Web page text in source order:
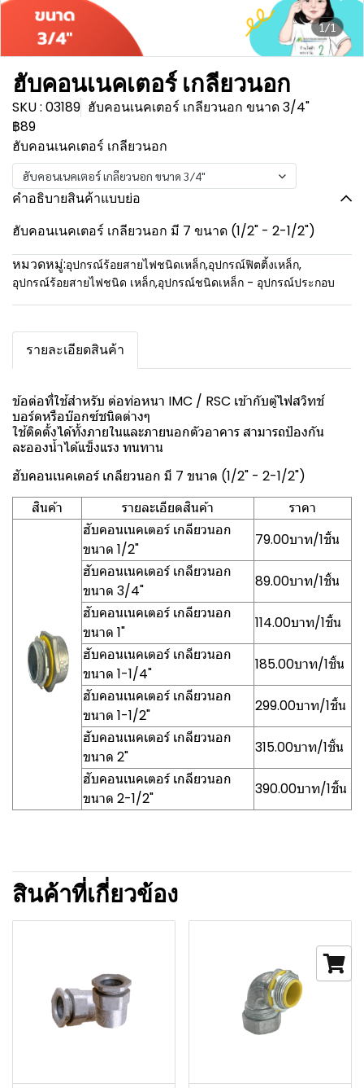
1/1
ฮับคอนเนคเตอร์ เกลียวนอก
SKU : 03189 ฮับคอนเนคเตอร์ เกลียวนอก ขนาด 3/4"
฿89
ฮับคอนเนคเตอร์ เกลียวนอก
ฮับคอนเนคเตอร์ เกลียวนอก ขนาด 3/4"
คำอธิบายสินค้าแบบย่อ
ฮับคอนเนคเตอร์ เกลียวนอก มี 7 ขนาด (1/2" - 2-1/2")
หมวดหมู่:อุปกรณ์ร้อยสายไฟชนิดเหล็ก,อุปกรณ์ฟิตติ้งเหล็ก,
อุปกรณ์ร้อยสายไฟชนิด เหล็ก,อุปกรณ์ชนิดเหล็ก - อุปกรณ์ประกอบ
รายละเอียดสินค้า
ข้อต่อที่ใช้สำหรับ ต่อท่อหนา IMC / RSC เข้ากับตู้ไฟสวิทช์
บอร์ดหรือบ๊อกซ์ชนิดต่างๆ
ใช้ติดตั้งได้ทั้งภายในและภายนอกตัวอาคาร สามารถป้องกัน
ละอองน้ำได้แข็งแรง ทนทาน
ฮับคอนเนคเตอร์ เกลียวนอก มี 7 ขนาด (1/2" - 2-1/2")
สินค้า
รายละเอียดสินค้า
ราคา
ฮับคอนเนคเตอร์ เกลียวนอก
ขนาด 1/2"
79.00บาท/1ชิ้น
ฮับคอนเนคเตอร์ เกลียวนอก
ขนาด 3/4"
89.00บาท/1ชิ้น
ฮับคอนเนคเตอร์ เกลียวนอก
ขนาด 1"
114.00บาท/1ชิ้น
ฮับคอนเนคเตอร์ เกลียวนอก
ขนาด 1-1/4"
185.00บาท/1ชิ้น
ฮับคอนเนคเตอร์ เกลียวนอก
ขนาด 1-1/2"
299.00บาท/1ชิ้น
ฮับคอนเนคเตอร์ เกลียวนอก
ขนาด 2"
315.00บาท/1ชิ้น
ฮับคอนเนคเตอร์ เกลียวนอก
ขนาด 2-1/2"
390.00บาท/1ชิ้น
สินค้าที่เกี่ยวข้อง